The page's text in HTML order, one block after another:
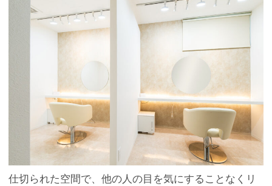
仕切られた空間で、他の人の目を気にすることなくリ